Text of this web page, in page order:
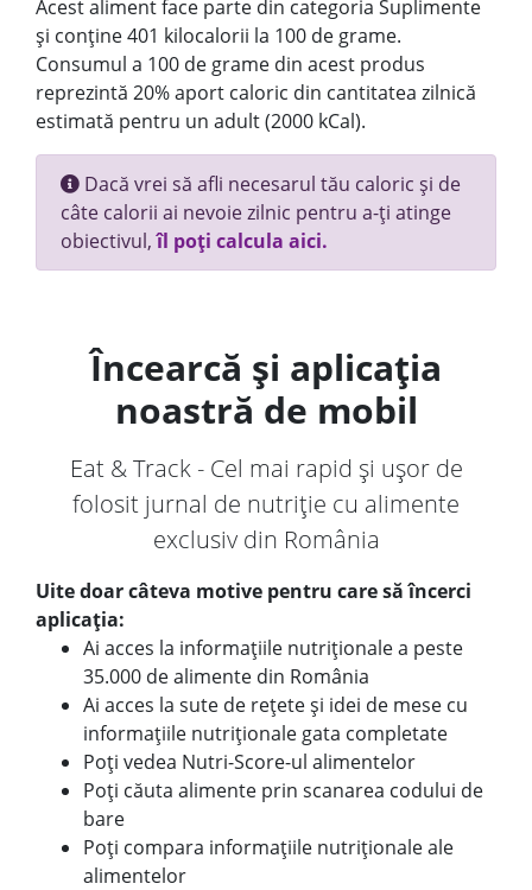
Acest aliment face parte din categoria Suplimente
și conține 401 kilocalorii la 100 de grame.
Consumul a 100 de grame din acest produs
reprezintă 20% aport caloric din cantitatea zilnică
estimată pentru un adult (2000 kCal).
Dacă vrei să afli necesarul tău caloric și de
câte calorii ai nevoie zilnic pentru a-ți atinge
obiectivul,îl poți calcula aici.
Încearcă și aplicația
noastră de mobil
Eat & Track - Cel mai rapid și ușor de
folosit jurnal de nutriție cu alimente
exclusiv din România
Uite doar câteva motive pentru care să încerci
aplicația:
Ai acces la informațiile nutriționale a peste
35.000 de alimente din România
Ai acces la sute de rețete și idei de mese cu
informațiile nutriționale gata completate
Poți vedea Nutri-Score-ul alimentelor
Poți căuta alimente prin scanarea codului de
bare
Poți compara informațiile nutriționale ale
alimentelor